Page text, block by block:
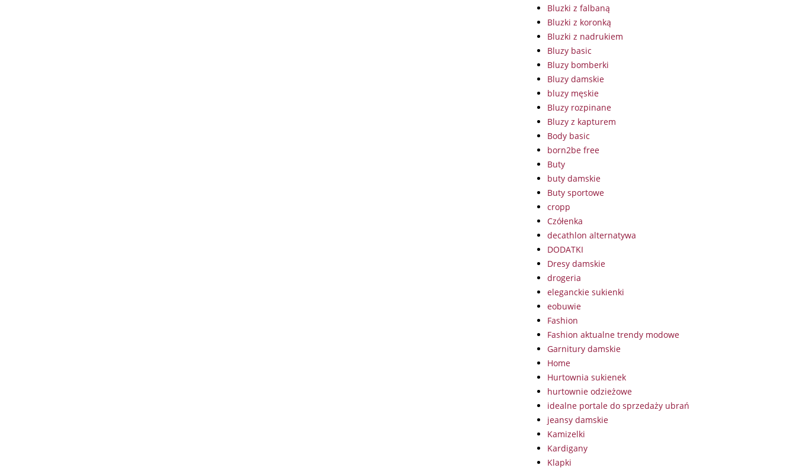
Bluzki z falbaną
Bluzki z koronką
Bluzki z nadrukiem
Bluzy basic
Bluzy bomberki
Bluzy damskie
bluzy męskie
Bluzy rozpinane
Bluzy z kapturem
Body basic
born2be free
Buty
buty damskie
Buty sportowe
cropp
Czółenka
decathlon alternatywa
DODATKI
Dresy damskie
drogeria
eleganckie sukienki
eobuwie
Fashion
Fashion aktualne trendy modowe
Garnitury damskie
Home
Hurtownia sukienek
hurtownie odzieżowe
idealne portale do sprzedaży ubrań
jeansy damskie
Kamizelki
Kardigany
Klapki